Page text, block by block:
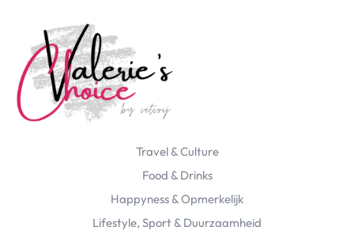
Travel & Culture
Food & Drinks
Happyness & Opmerkelijk
Lifestyle, Sport & Duurzaamheid